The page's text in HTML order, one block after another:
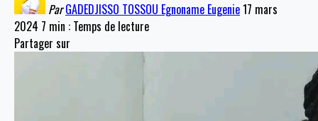
Par GADEDJISSO TOSSOU Egnoname Eugenie17 mars
2024 7 min : Temps de lecture
Partager sur